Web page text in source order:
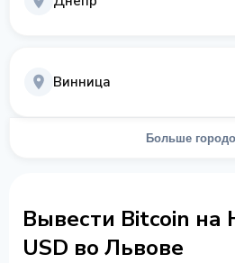
Винница
Больше
Вывести Bitcoin на
USD во Львове